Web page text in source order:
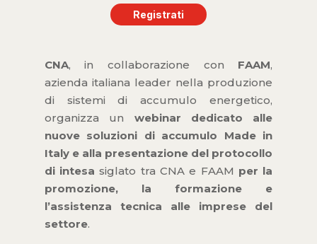
Registrati
CNA, in collaborazione con FAAM,
azienda italiana leader nella produzione
di sistemi di accumulo energetico,
organizza un webinar dedicato alle
nuove soluzioni di accumulo Made in
Italy e alla presentazione del protocollo
di intesa siglato tra CNA e FAAM per la
promozione, la formazione e
l’assistenza tecnica alle imprese del
settore.